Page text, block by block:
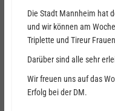
Die Stadt Mannheim hat
und wir können am
Triplette und Tireur
Darüber sind alle sehr
Wir freuen uns auf das
Erfolg bei der DM.